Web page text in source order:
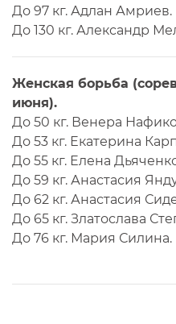
До 97 кг. Адлан Амриев.
До 130 кг. Александр
Женская борьба
июня).
До 50 кг. Венера
До 53 кг. Екатерина
До 55 кг. Елена
До 59 кг. Анастасия
До 62 кг. Анастасия
До 65 кг. Златослава
До 76 кг. Мария Силина.